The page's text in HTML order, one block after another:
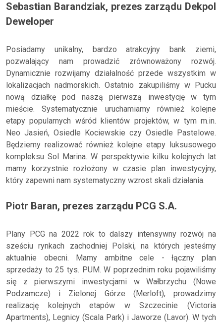
Sebastian Barandziak, prezes zarządu Dekpol
Deweloper
Posiadamy unikalny, bardzo atrakcyjny bank ziemi,
pozwalający nam prowadzić zrównoważony rozwój.
Dynamicznie rozwijamy działalność przede wszystkim w
lokalizacjach nadmorskich. Ostatnio zakupiliśmy w Pucku
nową działkę pod naszą pierwszą inwestycję w tym
mieście. Systematycznie uruchamiamy również kolejne
etapy popularnych wśród klientów projektów, w tym m.in.
Neo Jasień, Osiedle Kociewskie czy Osiedle Pastelowe.
Będziemy realizować również kolejne etapy luksusowego
kompleksu Sol Marina. W perspektywie kilku kolejnych lat
mamy korzystnie rozłożony w czasie plan inwestycyjny,
który zapewni nam systematyczny wzrost skali działania.
Piotr Baran, prezes zarządu PCG S.A.
Plany PCG na 2022 rok to dalszy intensywny rozwój na
sześciu rynkach zachodniej Polski, na których jesteśmy
aktualnie obecni. Mamy ambitne cele - łączny plan
sprzedaży to 25 tys. PUM. W poprzednim roku pojawiliśmy
się z pierwszymi inwestycjami w Wałbrzychu (Nowe
Podzamcze) i Zielonej Górze (Merloft), prowadzimy
realizację kolejnych etapów w Szczecinie (Victoria
Apartments), Legnicy (Scala Park) i Jaworze (Lavor). W tych